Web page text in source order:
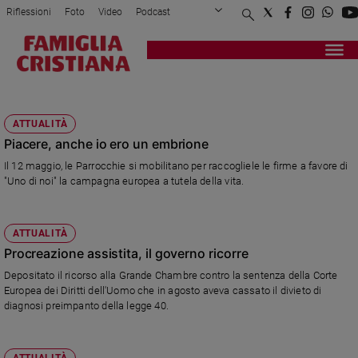
Attualità
Politica
Mondo
Economia
Legalità
Sport
Papa
Riflessioni Foto Video Podcast
Privacy Policy Chi siamo
Registrati Redazione
ATTUALITÀ
Piacere, anche io ero un embrione
Il 12 maggio, le Parrocchie si mobilitano per raccogliele le firme a favore di
"Uno di noi" la campagna europea a tutela della vita.
ATTUALITÀ
Procreazione assistita, il governo ricorre
Depositato il ricorso alla Grande Chambre contro la sentenza della Corte
Europea dei Diritti dell'Uomo che in agosto aveva cassato il divieto di
diagnosi preimpanto della legge 40.